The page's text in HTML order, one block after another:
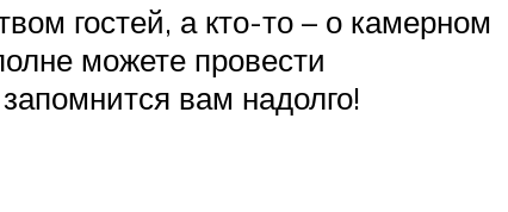
гостей, а кто-то – о камерном
можете провести
вам надолго!